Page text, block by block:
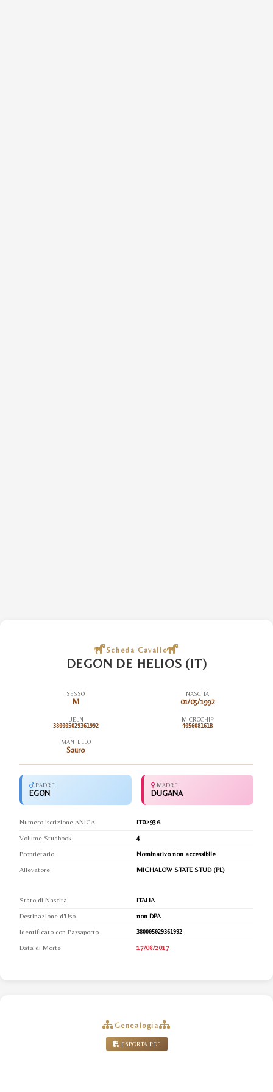
Scheda Cavallo
DEGON DE HELIOS (IT)
SESSO
M
NASCITA
01/05/1992
UELN
380005029361992
MICROCHIP
405608161B
MANTELLO
Sauro
PADRE
EGON
MADRE
DUGANA
Numero Iscrizione ANICA
IT02936
Volume Studbook
4
Proprietario
Nominativo non accessibile
Allevatore
MICHALOW STATE STUD (PL)
Stato di Nascita
ITALIA
Destinazione d'Uso
non DPA
Identificato con Passaporto
380005029361992
Data di Morte 17/08/2017
Genealogia
ESPORTA PDF